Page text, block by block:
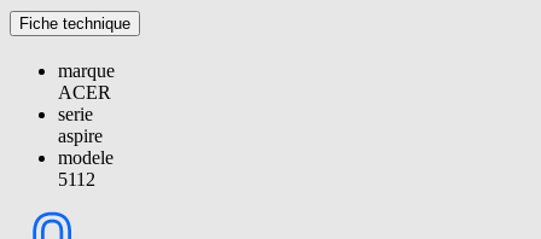
Fiche technique
marque
ACER
serie
aspire
modele
5112